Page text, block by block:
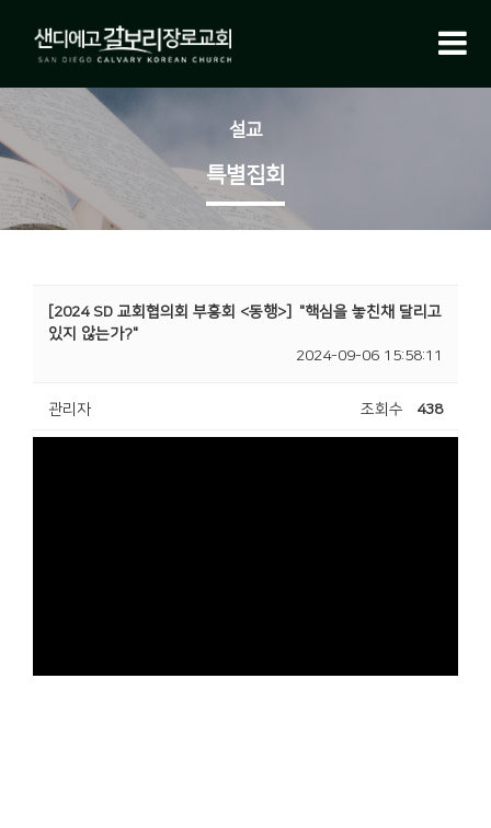
설교
특별집회
[2024 SD 교회협의회 부흥회 <동행>]
"핵심을 놓친채 달리고
있지 않는가?"
2024-09-06 15:58:11
관리자 조회수 438